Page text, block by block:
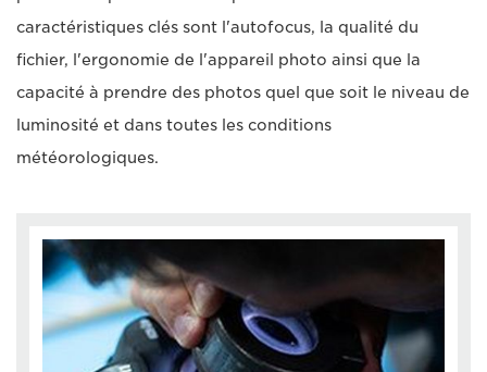
caractéristiques clés sont l'autofocus, la qualité du
fichier, l'ergonomie de l'appareil photo ainsi que la
capacité à prendre des photos quel que soit le niveau de
luminosité et dans toutes les conditions
météorologiques.